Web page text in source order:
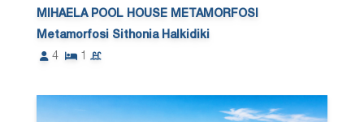
MIHAELA POOL HOUSE METAMORFOSI
Metamorfosi Sithonia Halkidiki
4
1